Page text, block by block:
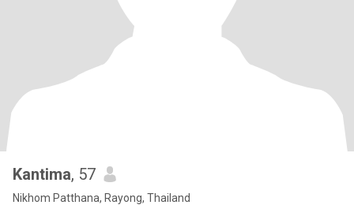
Kantima, 57
Nikhom Patthana, Rayong, Thailand